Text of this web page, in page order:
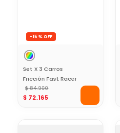
-15 %
Set X 3 Carros
Fricción Fast Racer
13 Cms Hot Wheels
$ 84.900
$ 72.165